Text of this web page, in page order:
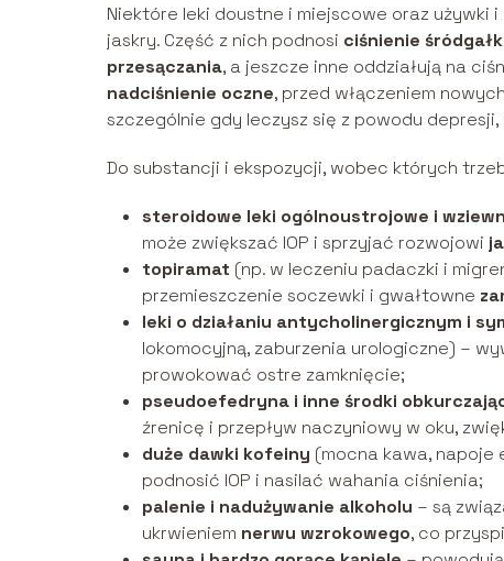
Niektóre leki doustne i miejscowe oraz
jaskry. Część z nich podnosi ciśnienie
przesączania, a jeszcze inne oddziałują na
nadciśnienie oczne, przed włączeniem
szczególnie gdy leczysz się z powodu
Do substancji i ekspozycji, wobec których
steroidowe leki ogólnoustrojowe i
może zwiększać IOP i sprzyjać rozwojowi
topiramat (np. w leczeniu padaczki i
przemieszczenie soczewki i gwałtowne
leki o działaniu antycholinergicznym i
lokomocyjną, zaburzenia urologiczne) –
prowokować ostre zamknięcie;
pseudoefedryna i inne środki
źrenicę i przepływ naczyniowy w oku,
duże dawki kofeiny (mocna kawa,
podnosić IOP i nasilać wahania ciśnienia;
palenie i nadużywanie alkoholu – są
ukrwieniem nerwu wzrokowego, co